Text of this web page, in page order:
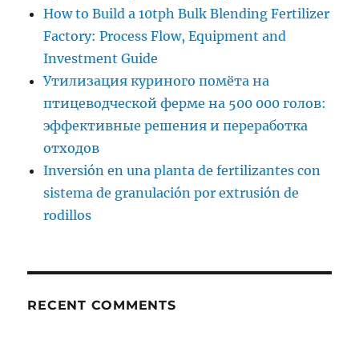
How to Build a 10tph Bulk Blending Fertilizer
Factory: Process Flow, Equipment and
Investment Guide
Утилизация куриного помёта на
птицеводческой ферме на 500 000 голов:
эффективные решения и переработка
отходов
Inversión en una planta de fertilizantes con
sistema de granulación por extrusión de
rodillos
RECENT COMMENTS